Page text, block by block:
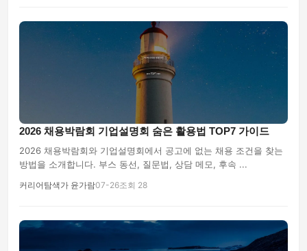
2026 채용박람회 기업설명회 숨은 활용법 TOP7 가이드
2026 채용박람회와 기업설명회에서 공고에 없는 채용 조건을 찾는
방법을 소개합니다. 부스 동선, 질문법, 상담 메모, 후속 ...
커리어탐색가 윤가람07-26조회 28